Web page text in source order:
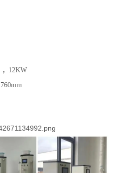
， 12KW
760mm